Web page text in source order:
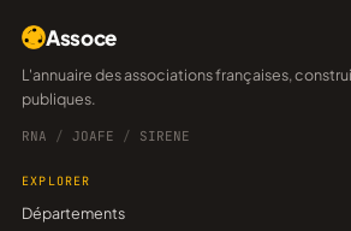
Assoce
L'annuaire des associations françaises, construit sur les données
publiques.
RNA / JOAFE / SIRENE
EXPLORER
Départements